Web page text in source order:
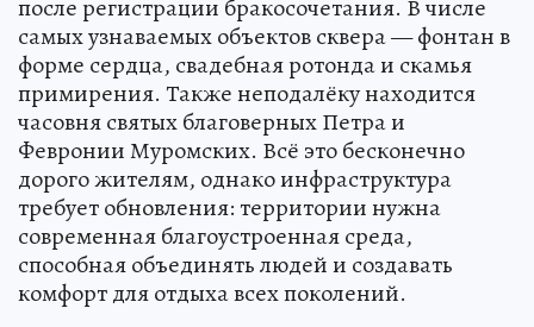
после регистрации бракосочетания. В числе
самых узнаваемых объектов сквера — фонтан в
форме сердца, свадебная ротонда и скамья
примирения. Также неподалёку находится
часовня святых благоверных Петра и
Февронии Муромских. Всё это бесконечно
дорого жителям, однако инфраструктура
требует обновления: территории нужна
современная благоустроенная среда,
способная объединять людей и создавать
комфорт для отдыха всех поколений.